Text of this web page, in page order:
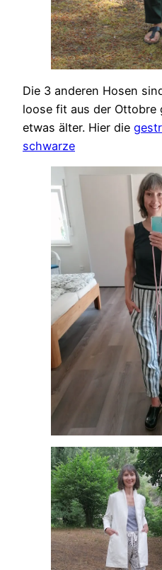
Die 3 anderen Hosen
loose fit aus der Ottobre
etwas älter. Hier die
schwarze